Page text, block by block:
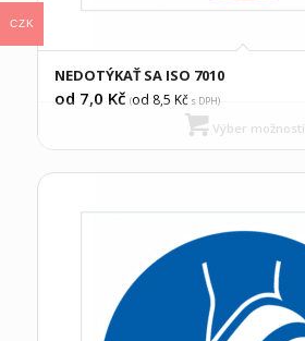
NEDOTÝKAŤ SA ISO 7010
od 7,0 Kč (od 8,5 Kčs DPH)
Výber možností
CZK